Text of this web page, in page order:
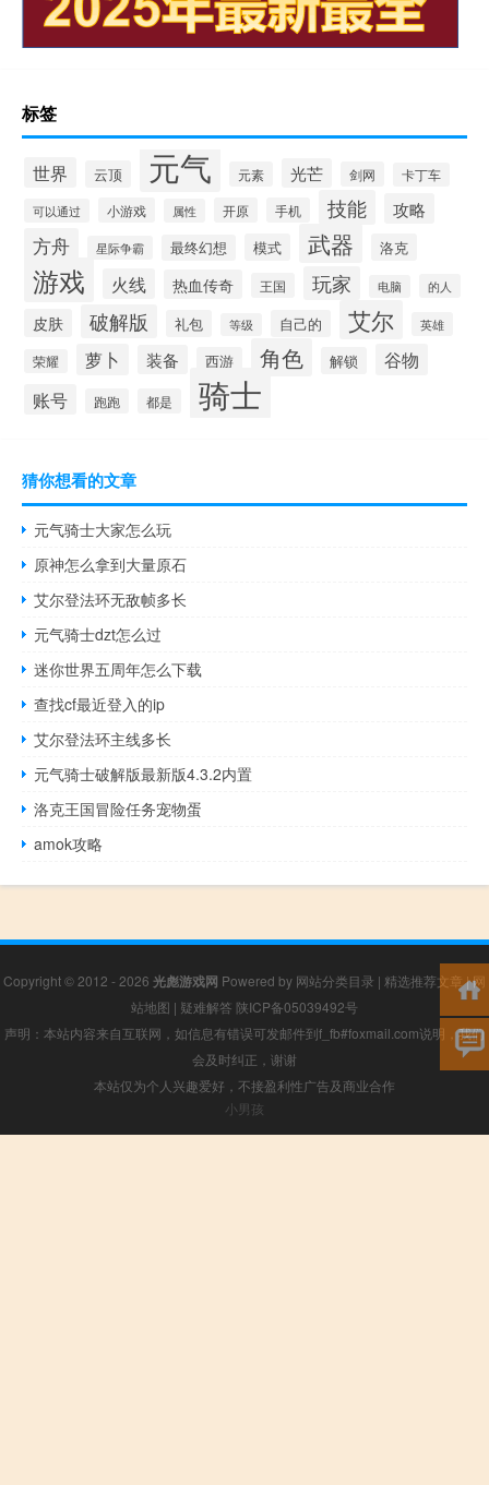
标签
世界 云顶 元气 元素 光芒 剑网 卡丁车
可以通过 小游戏 属性 开原 手机 技能 攻略
方舟 星际争霸 最终幻想 模式 武器 洛克
游戏 火线 热血传奇 王国 玩家 电脑 的人
皮肤 破解版 礼包 等级 自己的 艾尔 英雄
荣耀 萝卜 装备 西游 角色 解锁 谷物
账号 跑跑 都是 骑士
猜你想看的文章
元气骑士大家怎么玩
原神怎么拿到大量原石
艾尔登法环无敌帧多长
元气骑士dzt怎么过
迷你世界五周年怎么下载
查找cf最近登入的ip
艾尔登法环主线多长
元气骑士破解版最新版4.3.2内置
洛克王国冒险任务宠物蛋
amok攻略
Copyright © 2012 - 2026 光彪游戏网 Powered by 网站分类目录 | 精选推荐文章 |网
站地图 | 疑难解答 陕ICP备05039492号
声明：本站内容来自互联网，如信息有错误可发邮件到f_fb#foxmail.com说明，我们
会及时纠正，谢谢
本站仅为个人兴趣爱好，不接盈利性广告及商业合作
小男孩